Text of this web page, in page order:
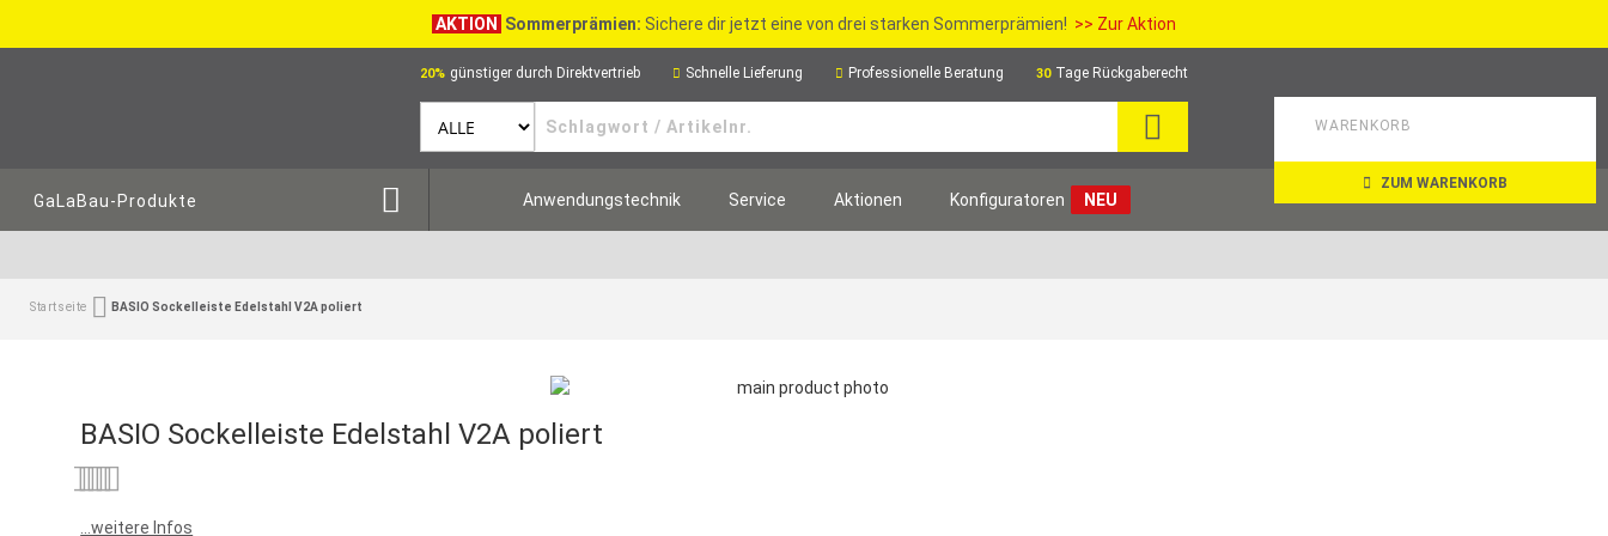
AKTION Sommerprämien: Sichere dir jetzt eine von drei starken Sommerprämien! >> Zur Aktion
20% günstiger durch Direktvertrieb Schnelle Lieferung Professionelle Beratung 30 Tage Rückgaberecht
WARENKORB
ZUM WARENKORB
GaLaBau-Produkte Anwendungstechnik Service Aktionen Konfiguratoren NEU
Startseite BASIO Sockelleiste Edelstahl V2A poliert
BASIO Sockelleiste Edelstahl V2A poliert
...weitere Infos